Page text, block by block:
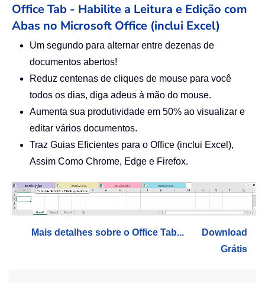
Office Tab - Habilite a Leitura e Edição com
Abas no Microsoft Office (inclui Excel)
Um segundo para alternar entre dezenas de
documentos abertos!
Reduz centenas de cliques de mouse para você
todos os dias, diga adeus à mão do mouse.
Aumenta sua produtividade em 50% ao visualizar e
editar vários documentos.
Traz Guias Eficientes para o Office (inclui Excel),
Assim Como Chrome, Edge e Firefox.
Mais detalhes sobre o Office Tab...
Download
Grátis